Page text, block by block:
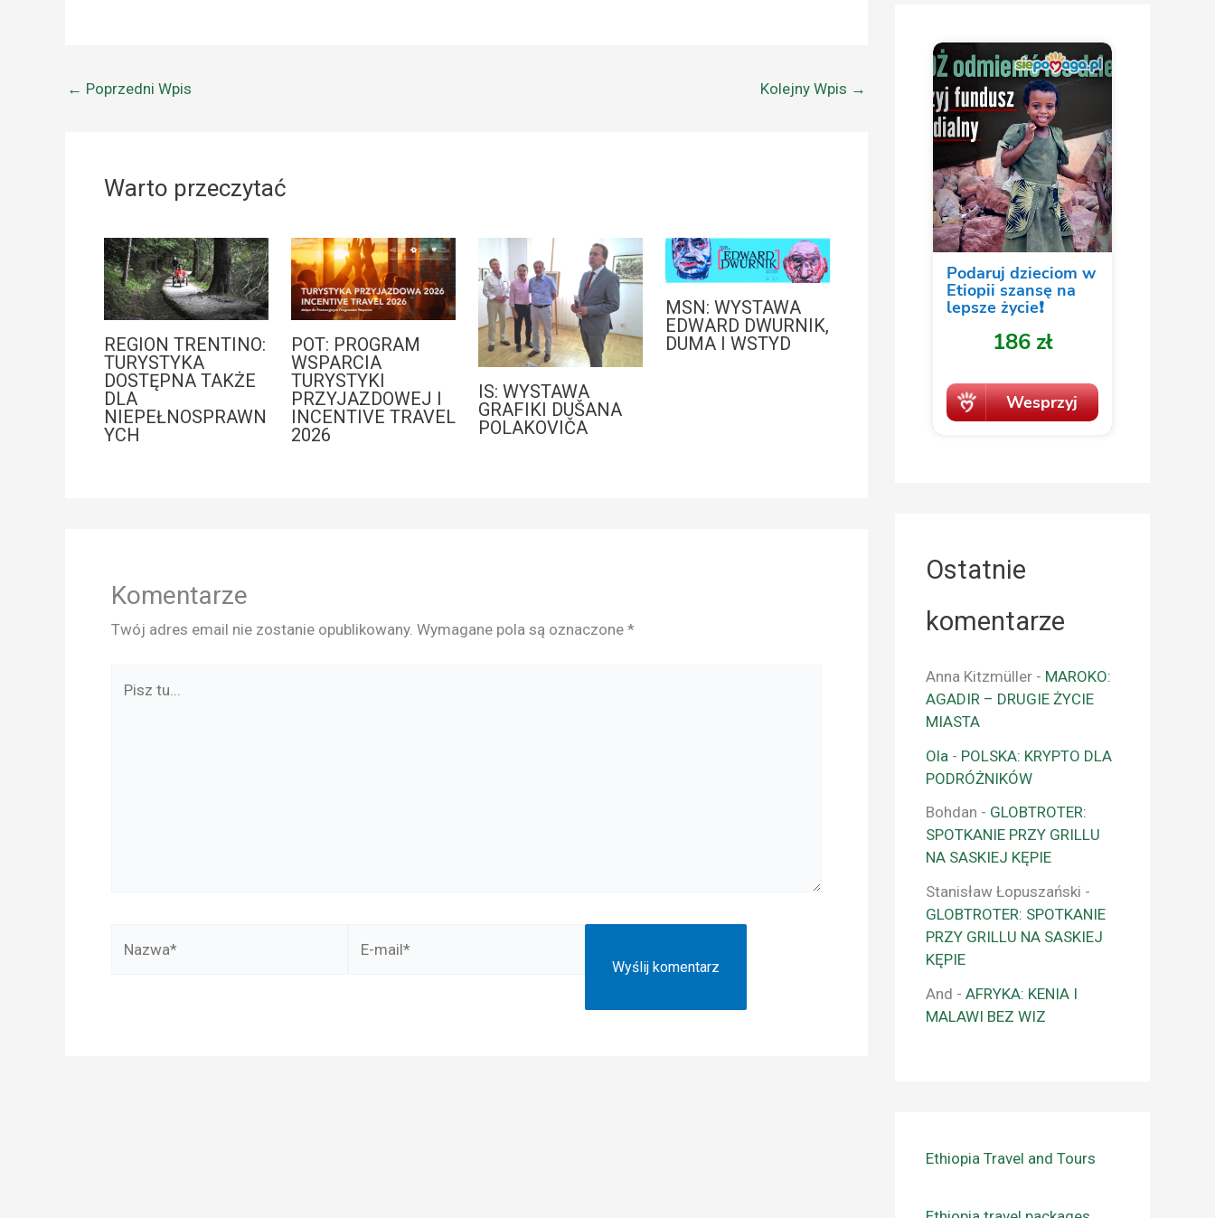
← Poprzedni Wpis Kolejny Wpis →
Warto przeczytać
REGION TRENTINO:
TURYSTYKA
DOSTĘPNA TAKŻE
DLA
NIEPEŁNOSPRAWN
YCH
POT: PROGRAM
WSPARCIA
TURYSTYKI
PRZYJAZDOWEJ I
INCENTIVE TRAVEL
2026
IS: WYSTAWA
GRAFIKI DUŠANA
POLAKOVIČA
MSN: WYSTAWA
EDWARD DWURNIK,
DUMA I WSTYD
Komentarze
Twój adres email nie zostanie opublikowany. Wymagane pola są oznaczone *
Ostatnie
komentarze
Anna Kitzmüller - MAROKO:
AGADIR – DRUGIE ŻYCIE
MIASTA
Ola - POLSKA: KRYPTO DLA
PODRÓŻNIKÓW
Bohdan - GLOBTROTER:
SPOTKANIE PRZY GRILLU
NA SASKIEJ KĘPIE
Stanisław Łopuszański -
GLOBTROTER: SPOTKANIE
PRZY GRILLU NA SASKIEJ
KĘPIE
And - AFRYKA: KENIA I
MALAWI BEZ WIZ
Ethiopia Travel and Tours